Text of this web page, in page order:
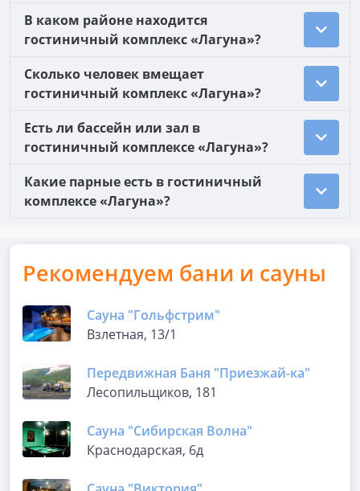
В каком районе находится
гостиничный комплекс «Лагуна»?
Сколько человек вмещает
гостиничный комплекс «Лагуна»?
Есть ли бассейн или зал в
гостиничный комплексе «Лагуна»?
Какие парные есть в гостиничный
комплексе «Лагуна»?
Рекомендуем бани и сауны
Сауна "Гольфстрим"
Взлетная, 13/1
Передвижная Баня "Приезжай-ка"
Лесопильщиков, 181
Сауна "Сибирская Волна"
Краснодарская, 6д